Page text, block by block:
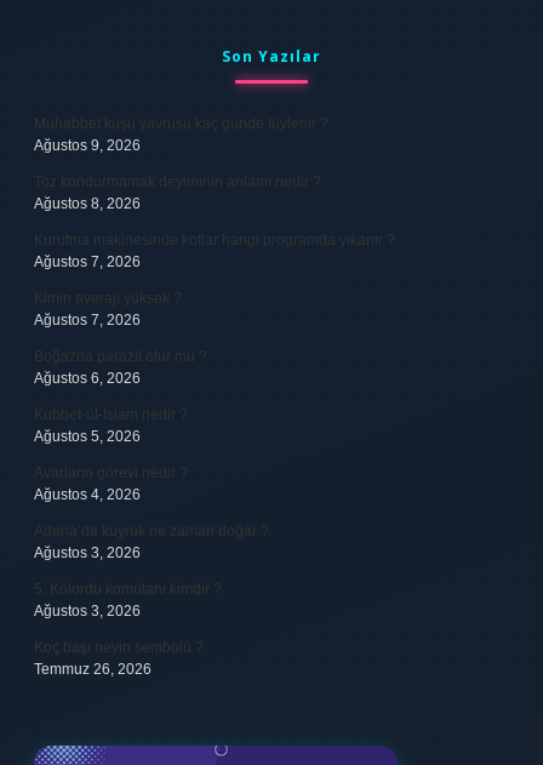
Son Yazılar
Muhabbet kuşu yavrusu kaç günde tüylenir ?
Ağustos 9, 2026
Toz kondurmamak deyiminin anlamı nedir ?
Ağustos 8, 2026
Kurutma makinesinde kotlar hangi programda yıkanır ?
Ağustos 7, 2026
Kimin averajı yüksek ?
Ağustos 7, 2026
Boğazda parazit olur mu ?
Ağustos 6, 2026
Kubbet-ül-İslam nedir ?
Ağustos 5, 2026
Avarların görevi nedir ?
Ağustos 4, 2026
Adana’da kuyruk ne zaman doğar ?
Ağustos 3, 2026
5. Kolordu komutanı kimdir ?
Ağustos 3, 2026
Koç başı neyin sembolü ?
Temmuz 26, 2026